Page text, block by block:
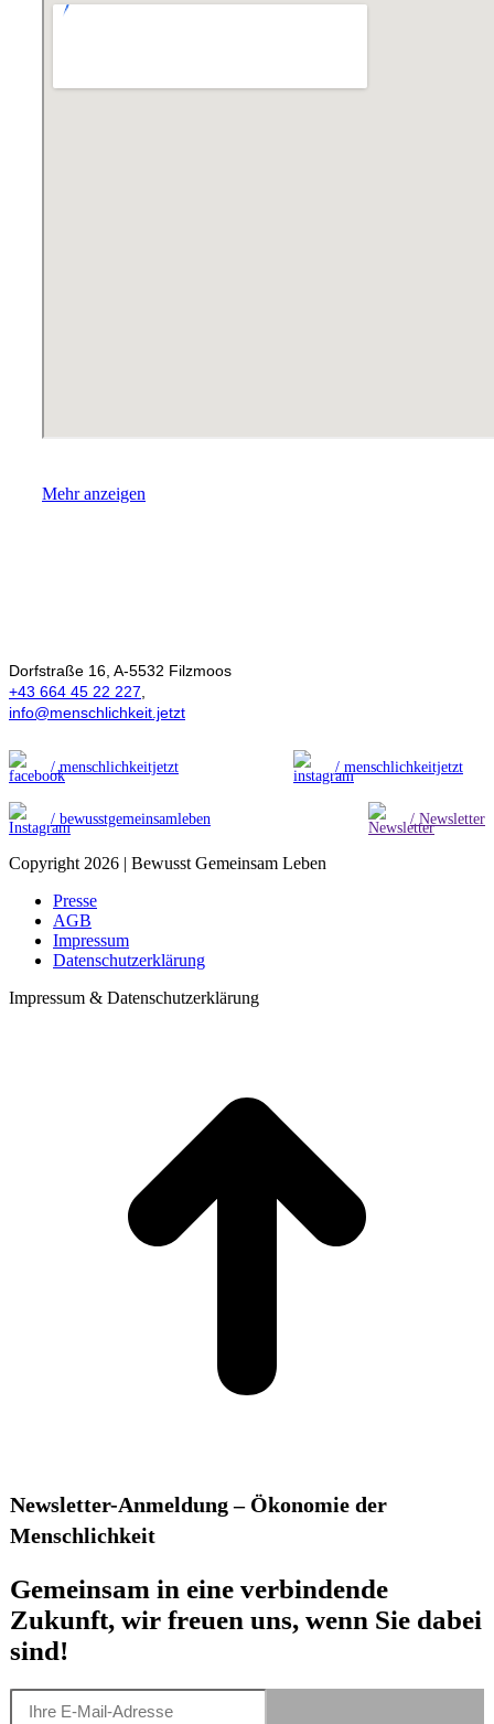
Mehr anzeigen
Dorfstraße 16, A-5532 Filzmoos
+43 664 45 22 227
info@menschlichkeit.jetzt
/ menschlichkeitjetzt / menschlichkeitjetzt
/ bewusstgemeinsamleben / Newsletter
Copyright 2026 | Bewusst Gemeinsam Leben
Presse
AGB
Impressum
Datenschutzerklärung
Impressum & Datenschutzerklärung
Newsletter-Anmeldung – Ökonomie der
Menschlichkeit
Gemeinsam in eine verbindende
Zukunft, wir freuen uns, wenn Sie dabei
sind!